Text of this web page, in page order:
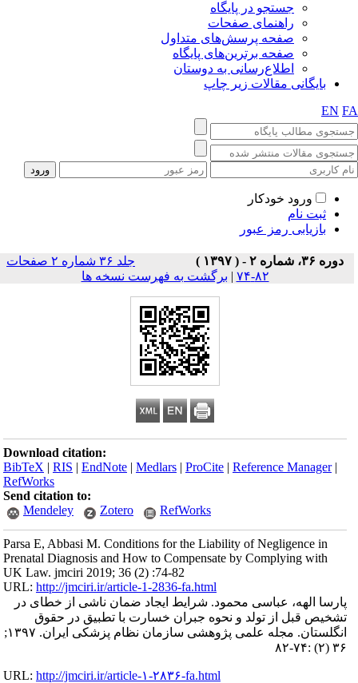
جستجو در پایگاه
راهنمای صفحات
صفحه پرسش‌های متداول
صفحه برترین‌های پایگاه
اطلاع‌رسانی به دوستان
بایگانی مقالات زیر چاپ
EN
ورود خودکار
ثبت نام
بازیابی رمز عبور
دوره ۳۶، شماره ۲ - ( ۱۳۹۷ )
جلد ۳۶ شماره ۲ صفحات
۸۲-۷۴
| برگشت به فهرست نسخه ها
Download citation:
BibTeX |RIS |EndNote |Medlars |ProCite |Reference Manager
RefWorks
Send citation to:
Mendeley
Zotero RefWorks
Parsa E, Abbasi M. Conditions for the Liability of Negligence in
Prenatal Diagnosis and How to Compensate by Complying with
UK Law. jmciri 2019; 36 (2) :74-82
URL:http://jmciri.ir/article-1-2836-fa.html
پارسا الهه، عباسی محمود. شرایط ایجاد ضمان ناشی از خطای در
تشخیص قبل از تولد و نحوه جبران خسارت با تطبیق در حقوق
انگلستان. مجله علمی پژوهشی سازمان نظام پزشکی ایران. ۱۳۹۷;
۳۶ (۲) :۷۴-۸۲
URL:http://jmciri.ir/article-۱-۲۸۳۶-fa.html